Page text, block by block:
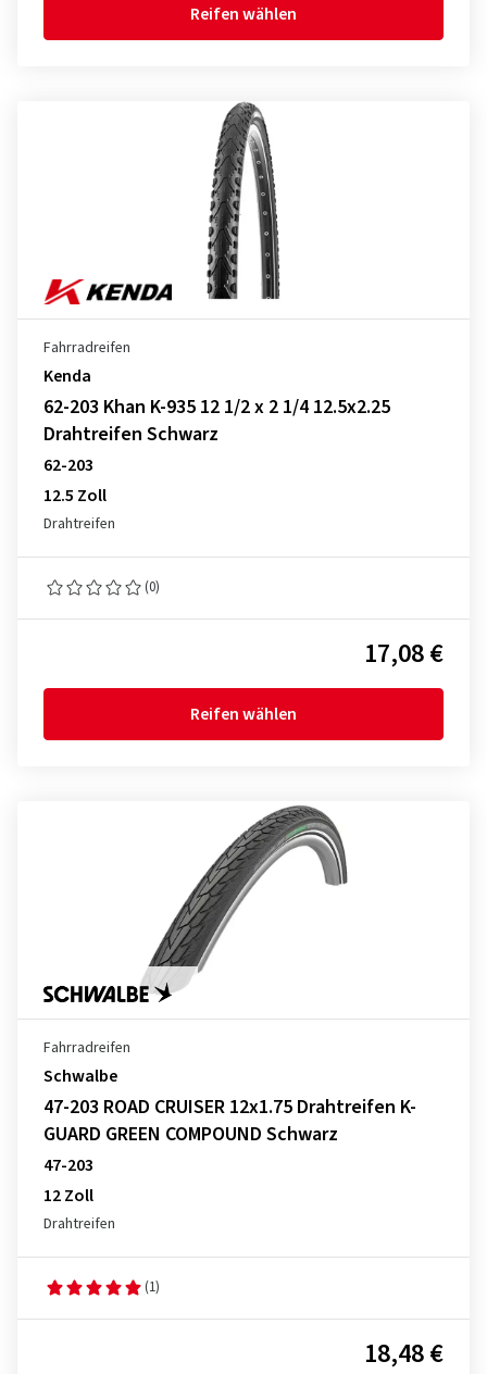
Reifen wählen
Fahrradreifen
Kenda
62-203 Khan K-935 12 1/2 x 2 1/4 12.5x2.25
Drahtreifen Schwarz
62-203
12.5 Zoll
Drahtreifen
(0)
17,08 €
Reifen wählen
Fahrradreifen
Schwalbe
47-203 ROAD CRUISER 12x1.75 Drahtreifen K-
GUARD GREEN COMPOUND Schwarz
47-203
12 Zoll
Drahtreifen
(1)
18,48 €